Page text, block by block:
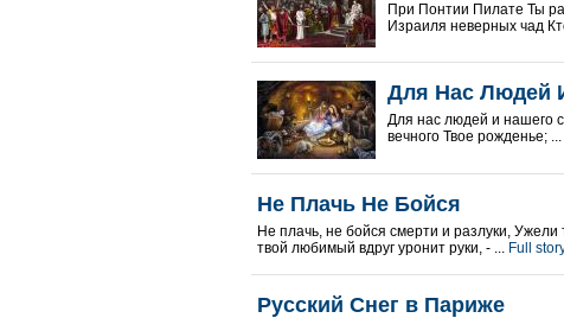
При Понтии Пилате Ты
Израиля неверных чад
Для Нас Людей
Для нас людей и нашего
вечного Твое рожденье; ...
Не Плачь Не Бойся
Не плачь, не бойся смерти и разлуки,
твой любимый вдруг уронит руки, - ... Full
Русский Снег в Париже